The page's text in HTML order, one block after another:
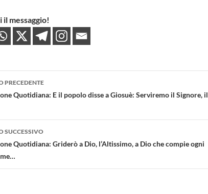
messaggio!
PRECEDENTE
Quotidiana: E il popolo disse a Giosuè: Serviremo il Signore, il
SUCCESSIVO
Quotidiana: Griderò a Dio, l’Altissimo, a Dio che compie ogni